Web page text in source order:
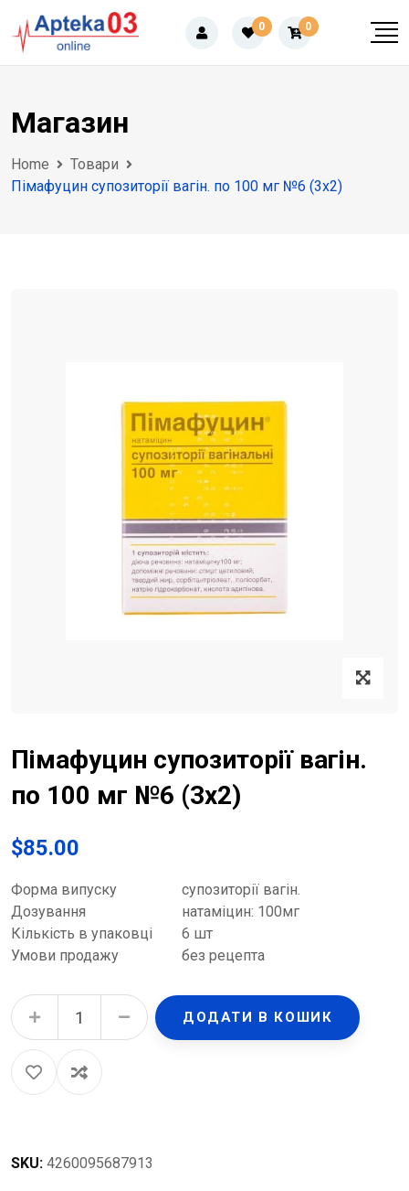
to
content
0 0
Магазин
Home
Товари
Пімафуцин супозиторії вагін. по 100 мг №6 (3х2)
Пімафуцин супозиторії вагін.
по 100 мг №6 (3х2)
$85.00
Форма випуску
супозиторії вагін.
Дозування
натаміцин: 100мг
Кількість в упаковці
6 шт
Умови продажу
без рецепта
Пімафуцин супозиторії вагін. по 100 мг №6 (3х2) quantity
ДОДАТИ В КОШИК
SKU: 4260095687913